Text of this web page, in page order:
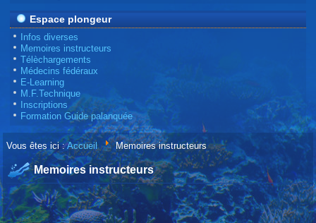
Espace plongeur
Infos diverses
Memoires instructeurs
Télèchargements
Médecins fédéraux
E-Learning
M.F.Technique
Inscriptions
Formation Guide palanquée
Vous êtes ici :Accueil Memoires instructeurs
Memoires instructeurs